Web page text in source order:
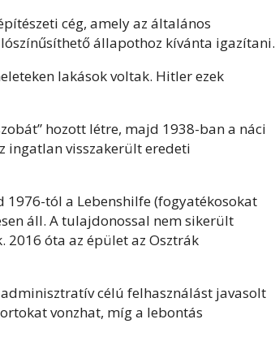
cég, amely az általános
állapothoz kívánta igazítani.
lakások voltak. Hitler ezek
hozott létre, majd 1938-ban a náci
ingatlan visszakerült eredeti
tól a Lebenshilfe (fogyatékosokat
áll. A tulajdonossal nem sikerült
óta az épület az Osztrák
célú felhasználást javasolt
vonzhat, míg a lebontás